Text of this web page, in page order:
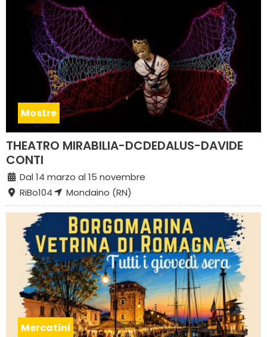
Mostre
THEATRO MIRABILIA-DCDEDALUS-DAVIDE
CONTI
Dal 14 marzo al 15 novembre
RiBo104
Mondaino (RN)
Mercatini